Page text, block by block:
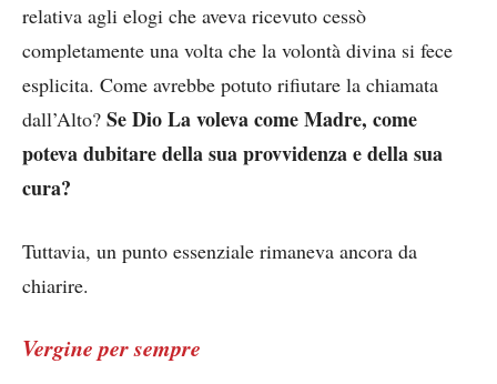
relativa agli elogi che aveva ricevuto cessò
completamente una volta che la volontà divina si fece
esplicita. Come avrebbe potuto rifiutare la chiamata
dall’Alto? Se Dio La voleva come Madre, come
poteva dubitare della sua provvidenza e della sua
cura?
Tuttavia, un punto essenziale rimaneva ancora da
chiarire.
Vergine per sempre